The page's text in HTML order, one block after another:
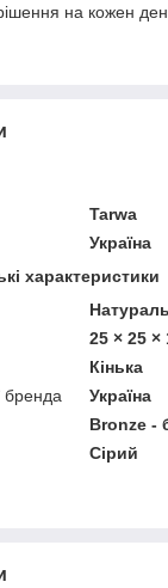
на кожен
Tarwa
Україна
характеристики
25 × 25 ×
Кінька
бренда
Україна
Bronze -
Сірий